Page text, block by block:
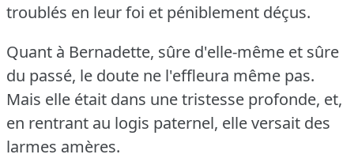
troublés en leur foi et péniblement déçus.
Quant à Bernadette, sûre d'elle-même et sûre
du passé, le doute ne l'effleura même pas.
Mais elle était dans une tristesse profonde, et,
en rentrant au logis paternel, elle versait des
larmes amères.